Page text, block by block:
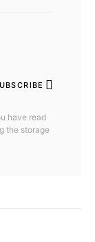
have read
the storage